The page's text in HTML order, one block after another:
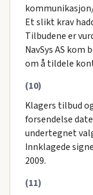
Et slikt krav
Tilbudene er
NavSys AS
om å tildele
(10)
Klagers tilbud
forsendelse
undertegnet
Innklagede
2009.
(11)